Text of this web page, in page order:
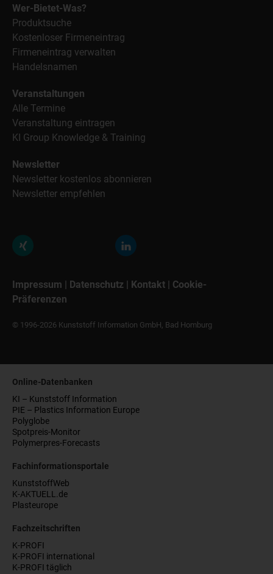
Wer-Bietet-Was?
Produktsuche
Kostenloser Firmeneintrag
Firmeneintrag verwalten
Handelsnamen
Veranstaltungen
Alle Termine
Veranstaltung eintragen
KI Group Knowledge & Training
Newsletter
Newsletter kostenlos abonnieren
Newsletter empfehlen
Impressum | Datenschutz | Kontakt | Cookie-
Präferenzen
© 1996-2026 Kunststoff Information GmbH, Bad Homburg
Online-Datenbanken
KI – Kunststoff Information
PIE – Plastics Information Europe
Polyglobe
Spotpreis-Monitor
Polymerpres-Forecasts
Fachinformationsportale
KunststoffWeb
K-AKTUELL.de
Plasteurope
Fachzeitschriften
K-PROFI
K-PROFI international
K-PROFI täglich